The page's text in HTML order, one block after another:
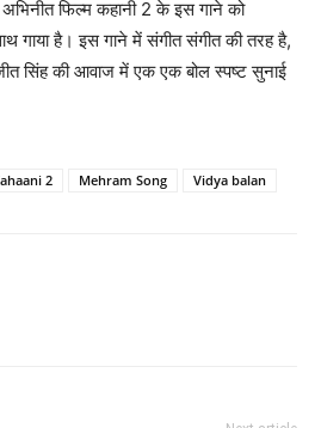
अभिनीत फिल्‍म कहानी 2 के इस गाने को
गाया है। इस गाने में संगीत संगीत की तरह है,
सिंह की आवाज में एक एक बोल स्‍पष्‍ट सुनाई
2 Mehram Song Vidya balan